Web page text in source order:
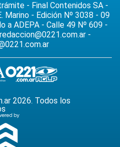
- Final Contenidos SA -
Marino - Edición Nº 3038 - 09
a ADEPA - Calle 49 Nº 609 -
redaccion@0221.com.ar -
2026. Todos los